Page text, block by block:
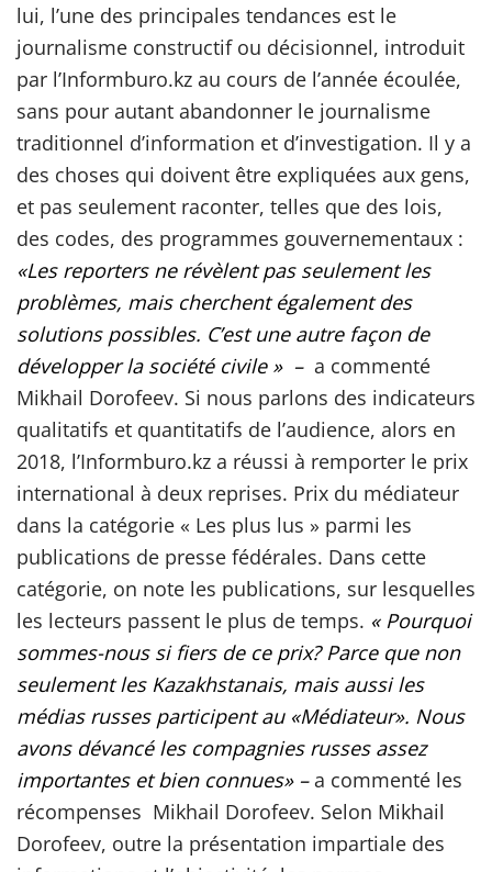
lui, l’une des principales tendances est le
journalisme constructif ou décisionnel, introduit
par l’Informburo.kz au cours de l’année écoulée,
sans pour autant abandonner le journalisme
traditionnel d’information et d’investigation. Il y a
des choses qui doivent être expliquées aux gens,
et pas seulement raconter, telles que des lois,
des codes, des programmes gouvernementaux :
«Les reporters ne révèlent pas seulement les
problèmes, mais cherchentégalement des
solutions possibles. C’est une autre façon de
développer la société civile » –a commenté
Mikhail Dorofeev. Si nous parlons des indicateurs
qualitatifs et quantitatifs de l’audience, alors en
2018, l’Informburo.kz a réussi à remporter le prix
international à deux reprises. Prix du médiateur
dans la catégorie « Les plus lus » parmi les
publications de presse fédérales. Dans cette
catégorie, on note les publications, sur lesquelles
les lecteurs passent le plus de temps. « Pourquoi
sommes-nous si fiers de ce prix? Parce que non
seulement les Kazakhstanais, mais aussi les
médias russes participent au «Médiateur». Nous
avons dévancé les compagnies russes assez
importantes et bien connues» –a commenté les
récompenses Mikhail Dorofeev. Selon Mikhail
Dorofeev, outre la présentation impartiale des